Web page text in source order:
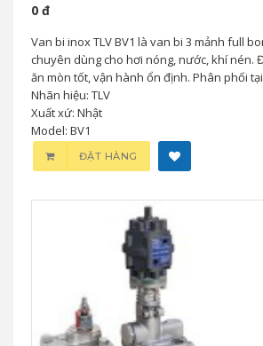
0 đ
Van bi inox TLV BV1 là van bi 3 mảnh full
chuyên dùng cho hơi nóng, nước, khí nén.
ăn mòn tốt, vận hành ổn định. Phân phối tại
Nhãn hiệu: TLV
Xuất xứ: Nhật
Model: BV1
ĐẶT HÀNG